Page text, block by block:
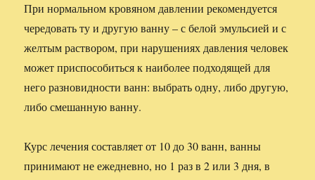
При нормальном кровяном давлении рекомендуется
чередовать ту и другую ванну – с белой эмульсией и с
желтым раствором, при нарушениях давления человек
может приспособиться к наиболее подходящей для
него разновидности ванн: выбрать одну, либо другую,
либо смешанную ванну.
Курс лечения составляет от 10 до 30 ванн, ванны
принимают не ежедневно, но 1 раз в 2 или 3 дня, в